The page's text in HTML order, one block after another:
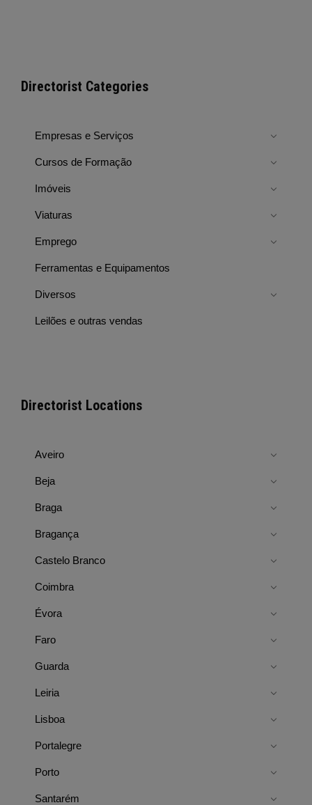
Directorist Categories
Empresas e Serviços
Cursos de Formação
Imóveis
Viaturas
Emprego
Ferramentas e Equipamentos
Diversos
Leilões e outras vendas
Directorist Locations
Aveiro
Beja
Braga
Bragança
Castelo Branco
Coimbra
Évora
Faro
Guarda
Leiria
Lisboa
Portalegre
Porto
Santarém